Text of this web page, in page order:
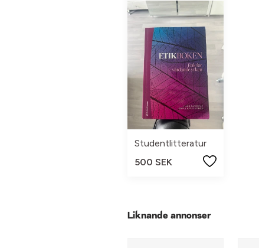
Studentlitteratur
500 SEK
Liknande annonser